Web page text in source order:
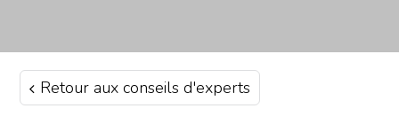
Retour aux conseils d'experts